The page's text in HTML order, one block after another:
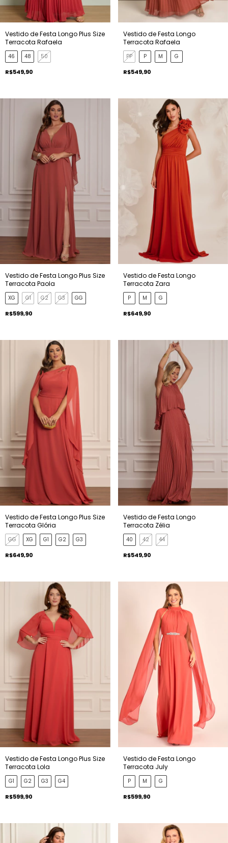
Vestido de Festa Longo Plus Size
Terracota Rafaela
46 48 50
R$549,90
Vestido de Festa Longo
Terracota Rafaela
PP P M G
R$549,90
Vestido de Festa Longo Plus Size
Terracota Paola
XG G1 G2 G3 GG
R$599,90
Vestido de Festa Longo
Terracota Zara
P M G
R$649,90
Vestido de Festa Longo Plus Size
Terracota Glória
GG XG G1 G2 G3
R$649,90
Vestido de Festa Longo
Terracota Zélia
40 42 44
R$549,90
Vestido de Festa Longo Plus Size
Terracota Lola
G1 G2 G3 G4
R$599,90
Vestido de Festa Longo
Terracota July
P M G
R$599,90